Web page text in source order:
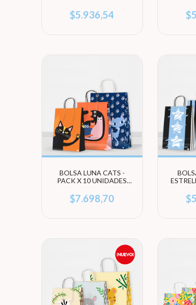
$5.936,54
BOLSA LUNA CATS -
PACK X 10 UNIDADES
$7.698,70